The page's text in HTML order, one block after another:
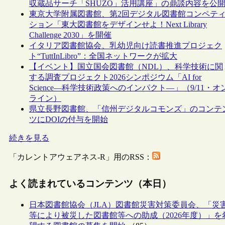
収蔵品サーチ「SHŪZŌ」活用講座」の鼎談内容を公開
東京大学附属図書館、第2回デジタル図書館コンペティ
ション「東大図書館をデザインせよ！Next Library
Challenge 2030」を開催
イタリア図書館協会、乳幼児向け読書推進プロジェク
ト“TuttInLibro”：全国ネットワークが拡大
【イベント】国立国会図書館（NDL）、科学技術に関
する調査プロジェクト2026シンポジウム「AI for
Science―科学技術政策へのインパクト―」（9/11・オ
ライン）
県立長野図書館、「信州デジタルコモンズ」のコンテ
ツにDOIの付与を開始
続きを見る
「カレントアウェアネス-R」用のRSS：
よく読まれているコンテンツ（本日）
日本図書館協会（JLA）図書館災害対策委員会、「災
等により被災した図書館等への助成（2026年度）」を